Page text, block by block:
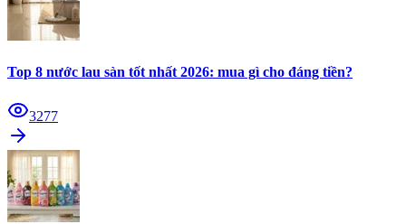
Top 8 nước lau sàn tốt nhất 2026: mua gì cho đáng tiền?
3277